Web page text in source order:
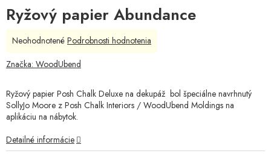
Ryžový papier Abundance
Ryžový papier Posh Chalk Deluxe na dekupáž bol špeciálne navrhnutý
SollyJo Moore z Posh Chalk Interiors / WoodUbend Moldings na
aplikáciu na nábytok.
Detailné informácie
Priemerné
produktu
z
5
hviezdičiek.
Neohodnotené Podrobnosti hodnotenia
Značka: WoodUbend